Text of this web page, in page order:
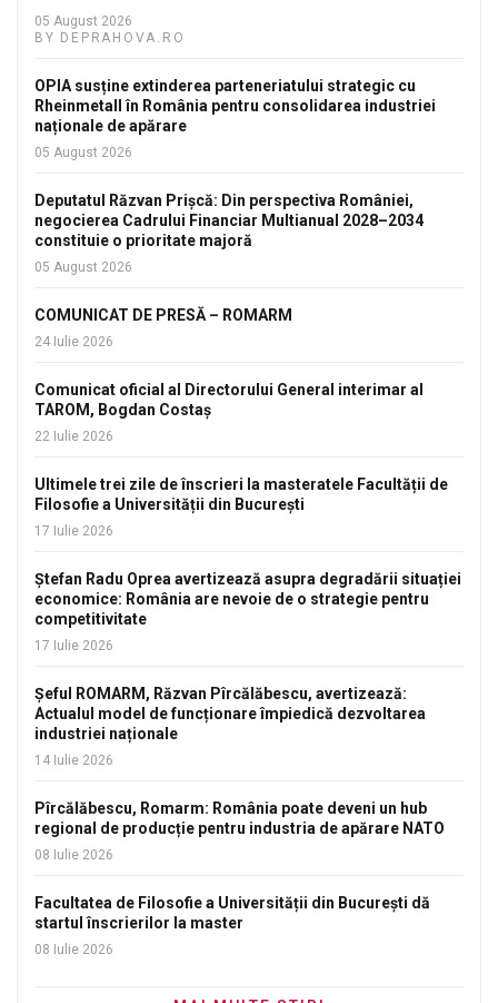
05 August 2026
BY DEPRAHOVA.RO
OPIA susține extinderea parteneriatului strategic cu
Rheinmetall în România pentru consolidarea industriei
naționale de apărare
05 August 2026
Deputatul Răzvan Prișcă: Din perspectiva României,
negocierea Cadrului Financiar Multianual 2028–2034
constituie o prioritate majoră
05 August 2026
COMUNICAT DE PRESĂ – ROMARM
24 Iulie 2026
Comunicat oficial al Directorului General interimar al
TAROM, Bogdan Costaș
22 Iulie 2026
Ultimele trei zile de înscrieri la masteratele Facultății de
Filosofie a Universității din București
17 Iulie 2026
Ștefan Radu Oprea avertizează asupra degradării situației
economice: România are nevoie de o strategie pentru
competitivitate
17 Iulie 2026
Șeful ROMARM, Răzvan Pîrcălăbescu, avertizează:
Actualul model de funcționare împiedică dezvoltarea
industriei naționale
14 Iulie 2026
Pîrcălăbescu, Romarm: România poate deveni un hub
regional de producție pentru industria de apărare NATO
08 Iulie 2026
Facultatea de Filosofie a Universității din București dă
startul înscrierilor la master
08 Iulie 2026